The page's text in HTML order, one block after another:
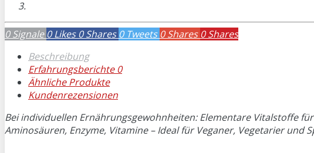
0 Signale 0 Likes 0 Shares 0 Tweets 0 Shares 0 Shares
Beschreibung
Erfahrungsberichte0
Ähnliche Produkte
Kundenrezensionen
Bei individuellen Ernährungsgewohnheiten: Elementare Vitalstoffe
Aminosäuren, Enzyme, Vitamine – Ideal für Veganer, Vegetarier und